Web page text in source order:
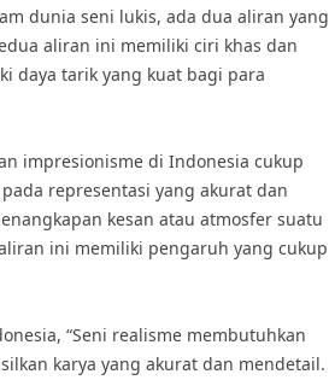
dunia seni lukis, ada dua aliran yang
aliran ini memiliki ciri khas dan
daya tarik yang kuat bagi para
impresionisme di Indonesia cukup
representasi yang akurat dan
kesan atau atmosfer suatu
ini memiliki pengaruh yang cukup
“Seni realisme membutuhkan
karya yang akurat dan mendetail.